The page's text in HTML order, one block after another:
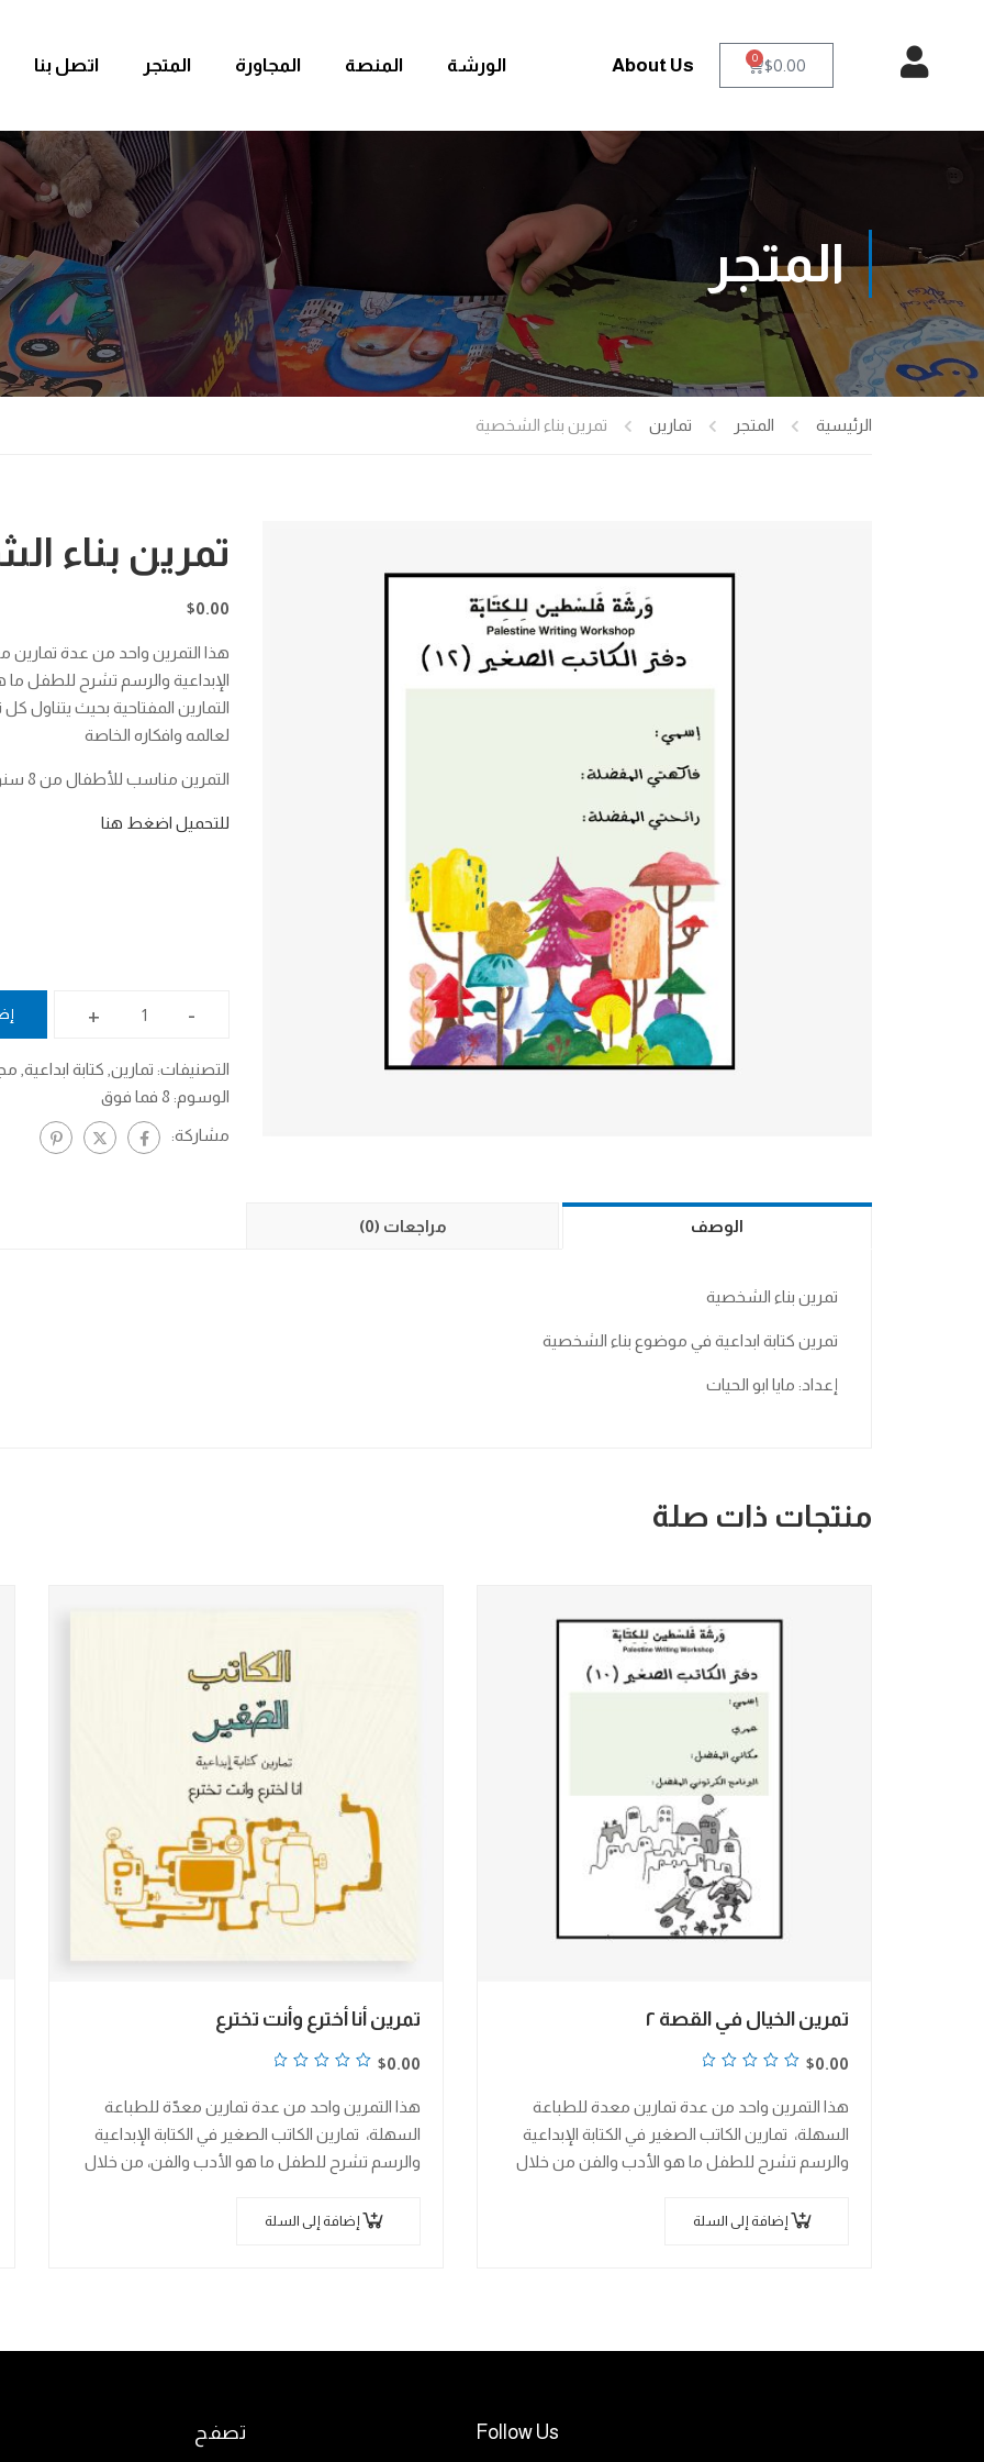
$0.00
0
About Us الورشة المنصة المجاورة المتجر اتصل بنا
المتجر
الرئيسية المتجر تمارين تمرين بناء الشخصية
تمرين بناء
$0.00
هذا التمرين واحد من عدة تمارين
الإبداعية والرسم تشرح للطفل
التمارين المفتاحية بحيث
لعالمه وافكاره الخاصة
التمرين مناسب للأطفال من 8 سنوات فما فوق
للتحميل اضغط هنا
-
+
التصنيفات: تمارين كتابة ابداعية
الوسوم: 8 فما فوق
مشاركة:
الوصف مراجعات (0)
تمرين بناء الشخصية
تمرين كتابة ابداعية في موضوع بناء الشخصية
إعداد: مايا ابو الحيات
منتجات ذات صلة
تمرين الخيال في القصة ٢
$0.00
تم
0
من
5
هذا التمرين واحد من عدة تمارين معدة للطباعة
السهلة، تمارين الكاتب الصغير في الكتابة الإبداعية
والرسم تشرح للطفل ما هو الأدب والفن من خلال
إضافة إلى السلة
تمرين أنا أخترع وأنت تخترع
$0.00
تم
0
من
5
هذا التمرين واحد من عدة تمارين معدّة للطباعة
السهلة، تمارين الكاتب الصغير في الكتابة الإبداعية
والرسم تشرح للطفل ما هو الأدب والفن، من خلال
إضافة إلى السلة
Follow Us تصفح